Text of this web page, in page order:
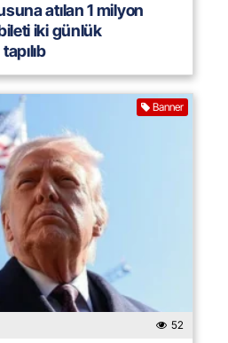
atılan 1 milyon
iki günlük
Banner
52